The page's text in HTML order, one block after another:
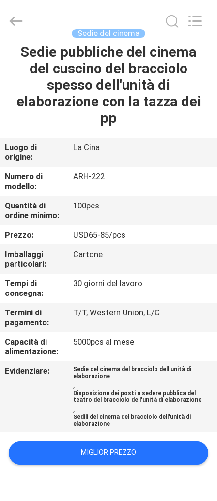
CASA
PRODOTTI
GIRO
DELLA
FABBRICA
DI
QUALITÀ
CONTATTICI
BLOG
RICHIEDA
UNA
SITO
Chongqing
Sedie del cinema
Sedie pubbliche del cinema
del cuscino del bracciolo
spesso dell'unità di
elaborazione con la tazza dei
pp
Luogo di
origine:
La Cina
Numero di
modello:
ARH-222
Quantità di
ordine minimo:
100pcs
Prezzo:
USD65-85/pcs
Imballaggi
particolari:
Cartone
Tempi di
consegna:
30 giorni del lavoro
Termini di
pagamento:
T/T, Western Union, L/C
Capacità di
alimentazione:
5000pcs al mese
Evidenziare:
Sedie del cinema del bracciolo dell'unità di
elaborazione
,
Disposizione dei posti a sedere pubblica del
teatro del bracciolo dell'unità di elaborazione
,
Sedili del cinema del bracciolo dell'unità di
elaborazione
MIGLIOR PREZZO